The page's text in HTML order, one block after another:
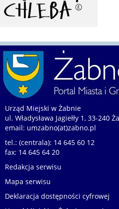
Urząd Miejski w Żabnie
ul. Władysława Jagiełły 1, 33-240
email: umzabno(at)zabno.pl
tel.: (centrala): 14 645 60 12
fax: 14 645 64 20
Redakcja serwisu
Mapa serwisu
Deklaracja dostępności cyfrowej